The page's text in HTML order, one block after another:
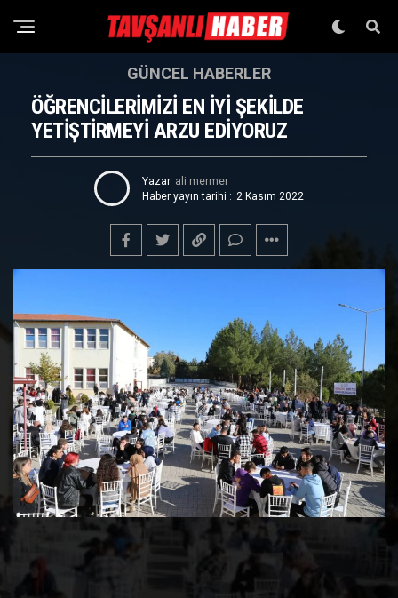
GÜNCEL HABERLER
ÖĞRENCİLERİMİZİ EN İYİ ŞEKİLDE
YETİŞTİRMEYİ ARZU EDİYORUZ
Yazar ali mermer
Haber yayın tarihi : 2 Kasım 2022